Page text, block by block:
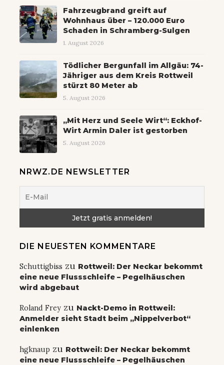
Fahrzeugbrand greift auf
Wohnhaus über – 120.000 Euro
Schaden in Schramberg-Sulgen
1. August 2026
Tödlicher Bergunfall im Allgäu: 74-
Jähriger aus dem Kreis Rottweil
stürzt 80 Meter ab
5. August 2026
„Mit Herz und Seele Wirt“: Eckhof-
Wirt Armin Daler ist gestorben
5. August 2026
NRWZ.DE NEWSLETTER
DIE NEUESTEN KOMMENTARE
Schuttigbiss zu Rottweil: Der Neckar bekommt
eine neue Flussschleife – Pegelhäuschen
wird abgebaut
Roland Frey zu Nackt-Demo in Rottweil:
Anmelder sieht Stadt beim „Nippelverbot“
einlenken
hgknaup zu Rottweil: Der Neckar bekommt
eine neue Flussschleife – Pegelhäuschen